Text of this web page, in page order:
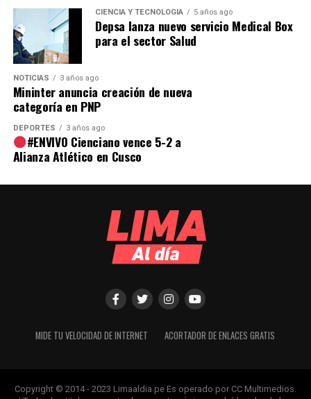
CIENCIA Y TECNOLOGÍA 5 años ago
Depsa lanza nuevo servicio Medical Box
para el sector Salud
NOTICIAS 3 años ago
Mininter anuncia creación de nueva
categoría en PNP
DEPORTES 3 años ago
#ENVIVO Cienciano vence 5-2 a
Alianza Atlético en Cusco
MIDE TU VELOCIDAD DE INTERNET ACORTADOR DE ENLACES GRATIS
Copyright © 2014 - 2023 Limaaldia.pe Es operado por CC Multimedios.